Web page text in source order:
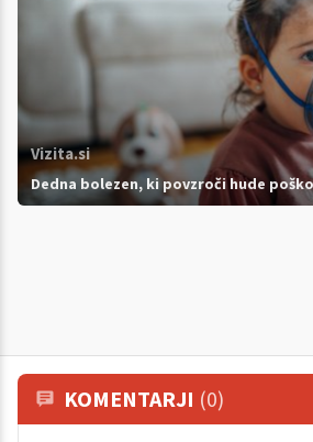
Vizita.si
Dedna bolezen, ki povzroči hude
KOMENTARJI (0)